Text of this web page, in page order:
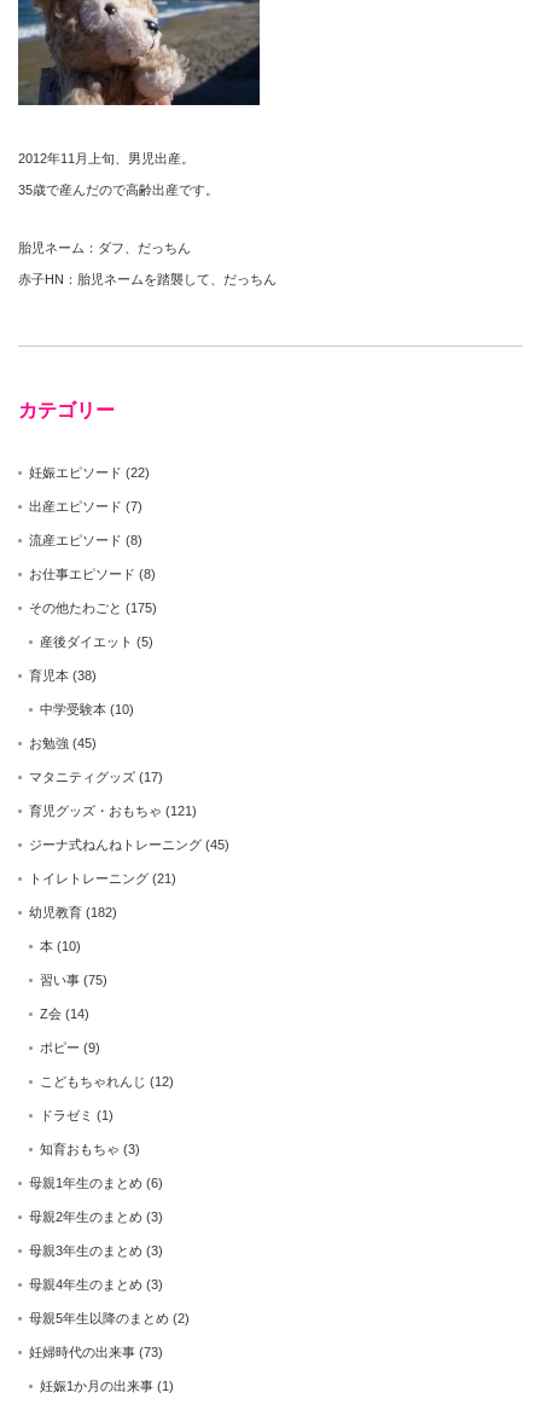
2012年11月上旬、男児出産。
35歳で産んだので高齢出産です。
胎児ネーム：ダフ、だっちん
赤子HN：胎児ネームを踏襲して、だっちん
カテゴリー
妊娠エピソード (22)
出産エピソード (7)
流産エピソード (8)
お仕事エピソード (8)
その他たわごと (175)
産後ダイエット (5)
育児本 (38)
中学受験本 (10)
お勉強 (45)
マタニティグッズ (17)
育児グッズ・おもちゃ (121)
ジーナ式ねんねトレーニング (45)
トイレトレーニング (21)
幼児教育 (182)
本 (10)
習い事 (75)
Z会 (14)
ポピー (9)
こどもちゃれんじ (12)
ドラゼミ (1)
知育おもちゃ (3)
母親1年生のまとめ (6)
母親2年生のまとめ (3)
母親3年生のまとめ (3)
母親4年生のまとめ (3)
母親5年生以降のまとめ (2)
妊婦時代の出来事 (73)
妊娠1か月の出来事 (1)